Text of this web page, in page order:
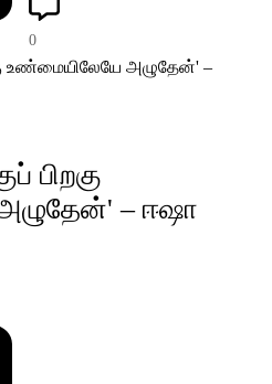
0
பிறகு
– ஈஷா